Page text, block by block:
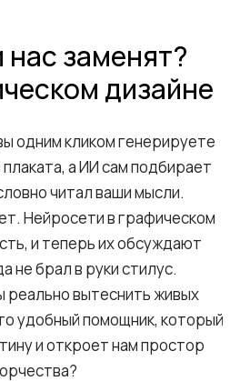
заменят?
дизайне
одним кликом генерируете
а ИИ сам подбирает
читал ваши мысли.
Нейросети в графическом
и теперь их обсуждают
не брал в руки стилус.
реально вытеснить живых
удобный помощник, который
и откроет нам простор